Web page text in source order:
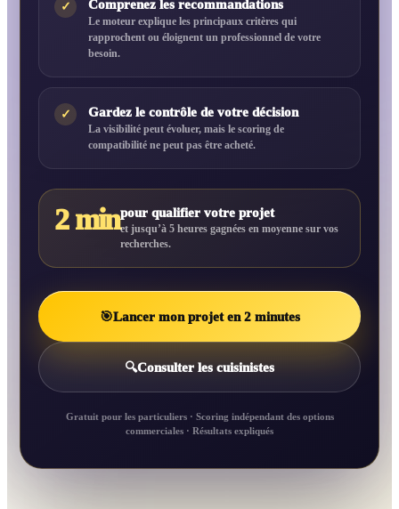
✓ Comprenez les recommandations
Le moteur explique les principaux critères qui
rapprochent ou éloignent un professionnel de votre
besoin.
✓ Gardez le contrôle de votre décision
La visibilité peut évoluer, mais le scoring de
compatibilité ne peut pas être acheté.
2 minpour qualifier votre projet
et jusqu’à 5 heures gagnées en moyenne sur vos
recherches.
🎯Lancer mon projet en 2 minutes
🔍Consulter les cuisinistes
Gratuit pour les particuliers · Scoring indépendant des options
commerciales · Résultats expliqués